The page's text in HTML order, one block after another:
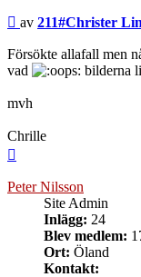
Inlägg
av 211#Christer
Försökte allafall men
vad
bilderna
mvh
Chrille
Peter Nilsson
Site Admin
Inlägg: 24
Blev medlem:
Ort: Öland
Kontakt: